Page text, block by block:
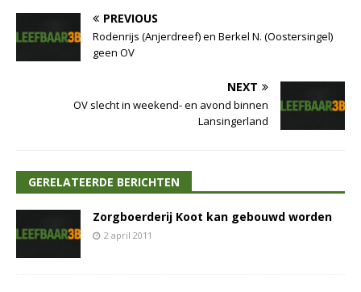
PREVIOUS
Rodenrijs (Anjerdreef) en Berkel N. (Oostersingel)
geen OV
NEXT
OV slecht in weekend- en avond binnen
Lansingerland
GERELATEERDE BERICHTEN
Zorgboerderij Koot kan gebouwd worden
2 april 2011